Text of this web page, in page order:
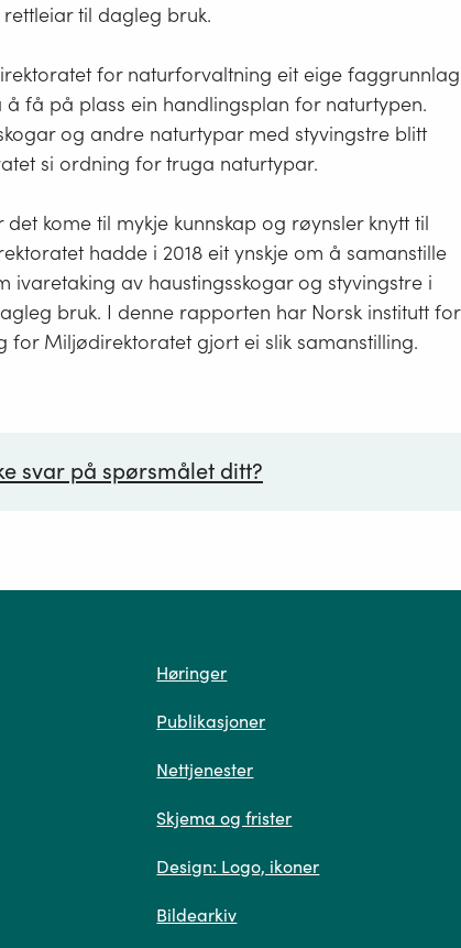
til dagleg bruk.
for naturforvaltning eit eige faggrunnlag
få på plass ein handlingsplan for naturtypen.
og andre naturtypar med styvingstre blitt
si ordning for truga naturtypar.
kome til mykje kunnskap og røynsler knytt til
hadde i 2018 eit ynskje om å samanstille
ivaretaking av haustingsskogar og styvingstre i
bruk. I denne rapporten har Norsk institutt for
for Miljødirektoratet gjort ei slik samanstilling.
svar på spørsmålet ditt?
informasjon.
Høringer
Publikasjoner
Nettjenester
Skjema og frister
Design: Logo, ikoner
Bildearkiv